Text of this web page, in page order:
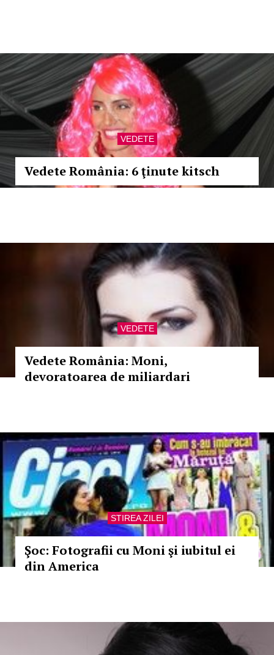
VEDETE
Vedete România: 6 ţinute kitsch
VEDETE
Vedete România: Moni,
devoratoarea de miliardari
STIREA ZILEI
Şoc: Fotografii cu Moni şi iubitul ei
din America